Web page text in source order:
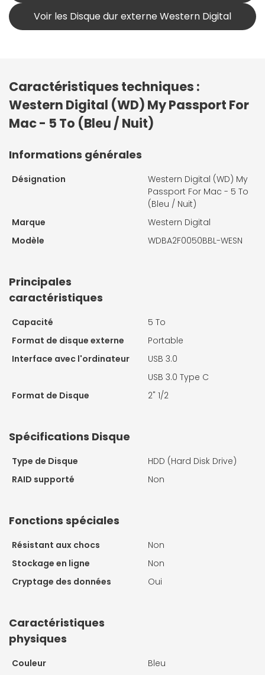
Voir les Disque dur externe Western Digital
Caractéristiques techniques :
Western Digital (WD) My Passport For
Mac - 5 To (Bleu / Nuit)
Informations générales
Désignation
Western Digital (WD) My
Passport For Mac - 5 To
(Bleu / Nuit)
Marque
Western Digital
Modèle
WDBA2F0050BBL-WESN
Principales
caractéristiques
Capacité
5 To
Format de disque externe
Portable
Interface avec l'ordinateur
USB 3.0
USB 3.0 Type C
Format de Disque
2" 1/2
Spécifications Disque
Type de Disque
HDD (Hard Disk Drive)
RAID supporté
Non
Fonctions spéciales
Résistant aux chocs
Non
Stockage en ligne
Non
Cryptage des données
Oui
Caractéristiques
physiques
Couleur
Bleu